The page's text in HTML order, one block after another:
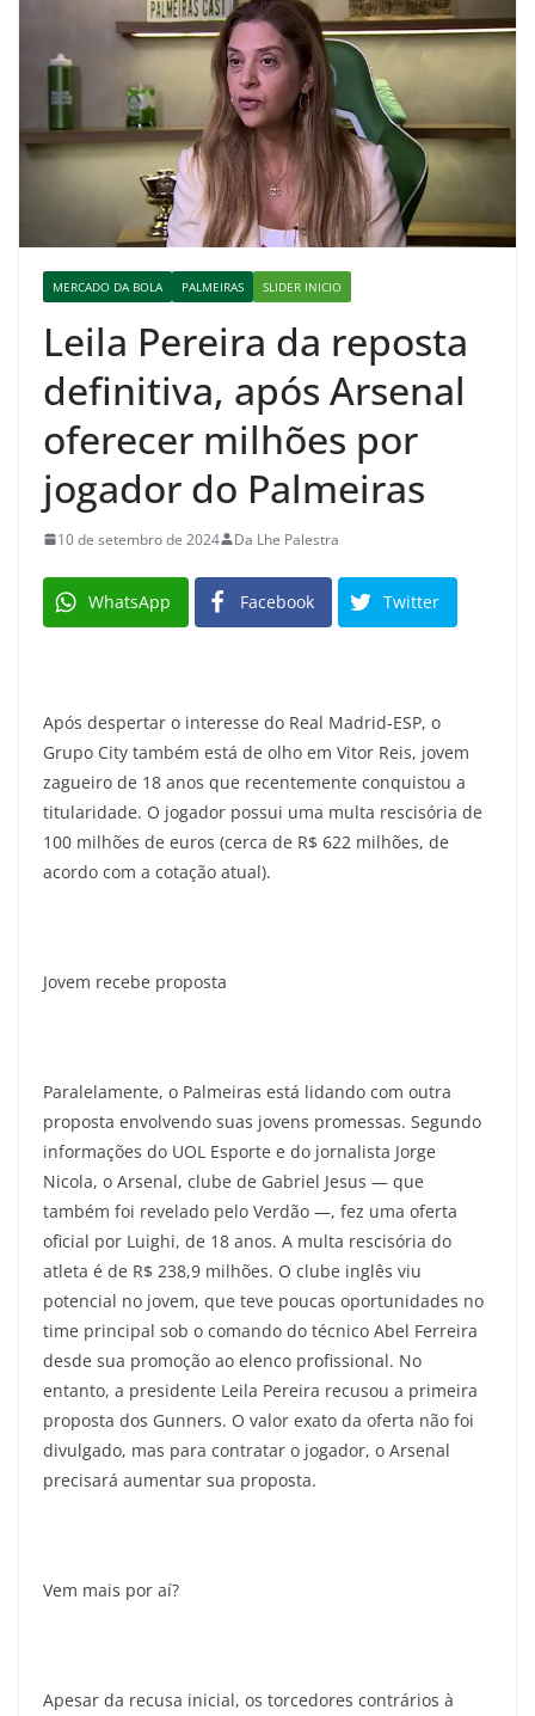
MERCADO DA BOLA PALMEIRAS SLIDER INICIO
Leila Pereira da reposta
definitiva, após Arsenal
oferecer milhões por
jogador do Palmeiras
10 de setembro de 2024 Da Lhe Palestra
WhatsApp Facebook Twitter
Após despertar o interesse do Real Madrid-ESP, o
Grupo City também está de olho em Vitor Reis, jovem
zagueiro de 18 anos que recentemente conquistou a
titularidade. O jogador possui uma multa rescisória de
100 milhões de euros (cerca de R$ 622 milhões, de
acordo com a cotação atual).
Jovem recebe proposta
Paralelamente, o Palmeiras está lidando com outra
proposta envolvendo suas jovens promessas. Segundo
informações do UOL Esporte e do jornalista Jorge
Nicola, o Arsenal, clube de Gabriel Jesus — que
também foi revelado pelo Verdão —, fez uma oferta
oficial por Luighi, de 18 anos. A multa rescisória do
atleta é de R$ 238,9 milhões. O clube inglês viu
potencial no jovem, que teve poucas oportunidades no
time principal sob o comando do técnico Abel Ferreira
desde sua promoção ao elenco profissional. No
entanto, a presidente Leila Pereira recusou a primeira
proposta dos Gunners. O valor exato da oferta não foi
divulgado, mas para contratar o jogador, o Arsenal
precisará aumentar sua proposta.
Vem mais por aí?
Apesar da recusa inicial, os torcedores contrários à